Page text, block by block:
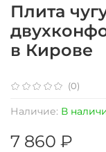
(0)
Наличие: В
Плита
в Кирове
7 860 ₽